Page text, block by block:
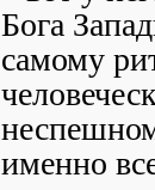
Бога
самому
именно